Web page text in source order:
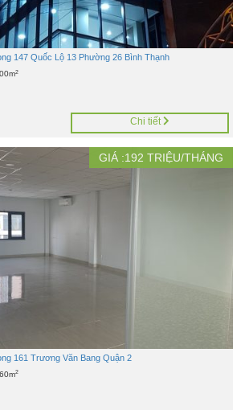
147 Quốc Lộ 13 Phường 26 Bình Thạnh
2
Chi tiết
GIÁ :192 TRIỆU/THÁNG
161 Trương Văn Bang Quận 2
2